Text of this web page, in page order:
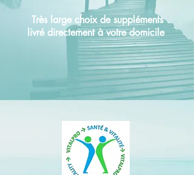
Très large choix de suppléments
livré directement à votre domicile